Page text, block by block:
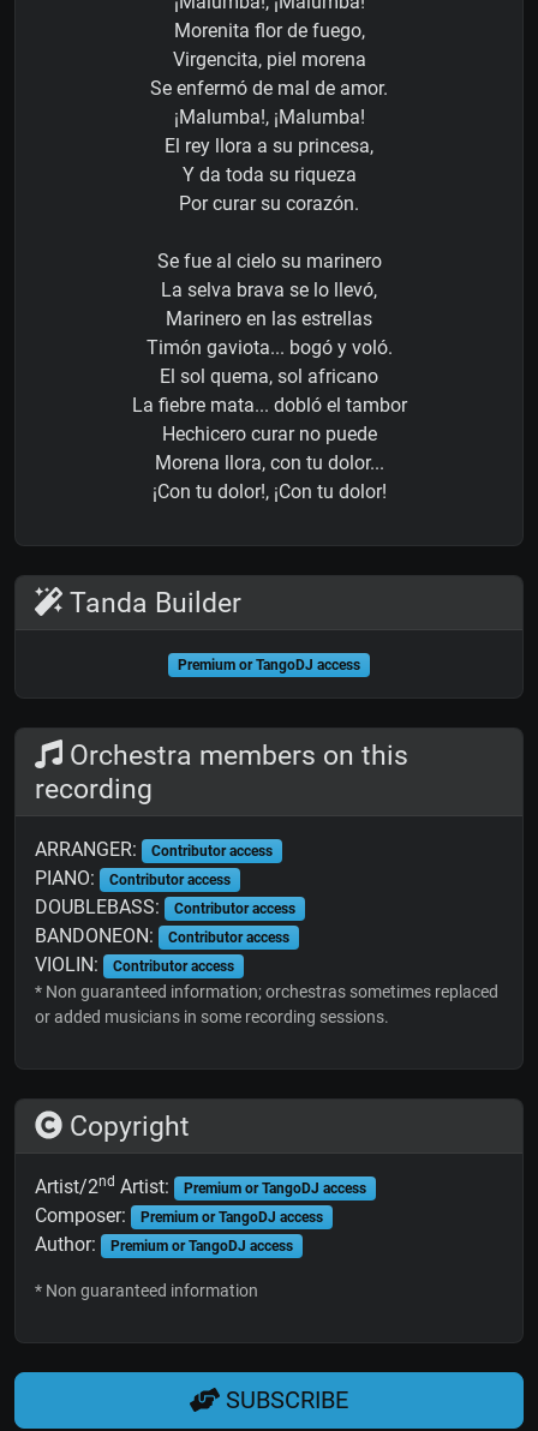
Morenita flor de fuego,
Virgencita, piel morena
Se enfermó de mal de amor.
¡Malumba!, ¡Malumba!
El rey llora a su princesa,
Y da toda su riqueza
Por curar su corazón.
Se fue al cielo su marinero
La selva brava se lo llevó,
Marinero en las estrellas
Timón gaviota... bogó y voló.
El sol quema, sol africano
La fiebre mata... dobló el tambor
Hechicero curar no puede
Morena llora, con tu dolor...
¡Con tu dolor!, ¡Con tu dolor!
Tanda Builder
Premium or TangoDJ access
Orchestra members on this
recording
ARRANGER: Contributor access
PIANO: Contributor access
DOUBLEBASS: Contributor access
BANDONEON: Contributor access
VIOLIN: Contributor access
* Non guaranteed information; orchestras sometimes replaced
or added musicians in some recording sessions.
Copyright
Artist/2nd Artist: Premium or TangoDJ access
Composer: Premium or TangoDJ access
Author: Premium or TangoDJ access
* Non guaranteed information
SUBSCRIBE